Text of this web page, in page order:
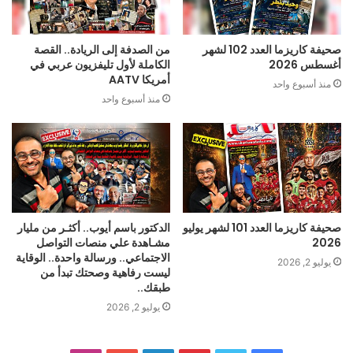
الشمولي والدعاية السياسية.
الفاشية في التطبيق: من القوة إلى الانهيار..
من أبرز سمات الأنظمة الفاشية أنها تبدأ بخطاب جماهيري يعد
بالعزة والرفاه والقوة والكرامة للمواطن والوطن، لكنها تنتهي
بالحروب والدمار والانهيار الاقتصادي. وقد دفعت أوروبا والعالم
أودت بحياة عشرات الملايين.
هل انتهت الفاشية؟!!
رغم سقوط أنظمتها الكبرى في القرن الماضي، فإن الفكر
الفاشي لم يختفِ، لا يزال يظهر بأشكال جديدة تحت مسميات
مختلفة مثل:
• القومية المتطرفة • الشعبوية العنيفة • كراهية المهاجرين •
الدعوات لإلغاء المؤسسات الديمقراطية لصالح “الحكم
وهنا تكمن خطورة الفاشية: فهي لا تعود بزيّها القديم، بل
صحيفة كاريزما العدد 102 لشهر
أغسطس 2026
منذ أسبوع واحد
من الصدفة إلى الريادة.. القصة
الكاملة لأول تليفزيون عربي في
أمريكا AATV
منذ أسبوع واحد
صحيفة كاريزما العدد 101 لشهر يوليو
2026
يوليو 2, 2026
الدكتور باسم أيوب.. أكثـر من مليار
مشـاهدة علي منصات التواصل
الاجتماعي.. ورسالة واحدة.. الوقاية
ليست رفاهية وصحتك تبدأ من
طبقك..
يوليو 2, 2026